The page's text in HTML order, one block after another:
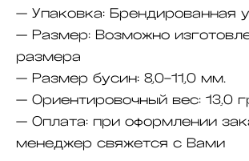
— Упаковка: Брендированная
— Размер: Возможно
размера
— Размер бусин: 8,0-11,0 мм.
— Ориентировочный вес: 13,0
— Оплата: при оформлении
менеджер свяжется с Вами